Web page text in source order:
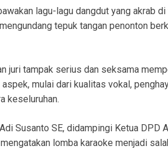
lagu-lagu dangdut yang akrab
tepuk tangan penonton
juri tampak serius dan seksama
mulai dari kualitas vokal,
keseluruhan.
Susanto SE, didampingi Ketua DPD
lomba karaoke menjadi